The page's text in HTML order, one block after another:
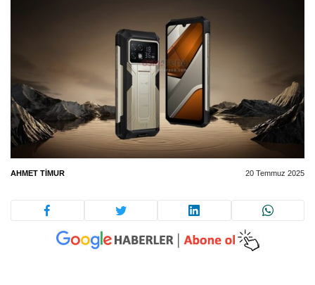
AHMET TIMUR 20 Temmuz 2025